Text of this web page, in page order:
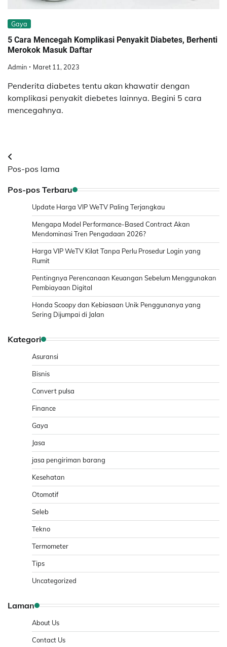
Gaya
5 Cara Mencegah Komplikasi Penyakit Diabetes, Berhenti
Merokok Masuk Daftar
Admin Maret 11, 2023
Penderita diabetes tentu akan khawatir dengan
komplikasi penyakit diebetes lainnya. Begini 5 cara
mencegahnya.
Navigasi
pos
Pos-pos lama
Pos-pos Terbaru
Update Harga VIP WeTV Paling Terjangkau
Mengapa Model Performance-Based Contract Akan
Mendominasi Tren Pengadaan 2026?
Harga VIP WeTV Kilat Tanpa Perlu Prosedur Login yang
Rumit
Pentingnya Perencanaan Keuangan Sebelum Menggunakan
Pembiayaan Digital
Honda Scoopy dan Kebiasaan Unik Penggunanya yang
Sering Dijumpai di Jalan
Kategori
Asuransi
Bisnis
Convert pulsa
Finance
Gaya
Jasa
jasa pengiriman barang
Kesehatan
Otomotif
Seleb
Tekno
Termometer
Tips
Uncategorized
Laman
About Us
Contact Us